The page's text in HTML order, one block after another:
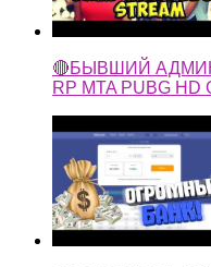
🔴БЫВШИЙ АДМИН
RP MTA PUBG